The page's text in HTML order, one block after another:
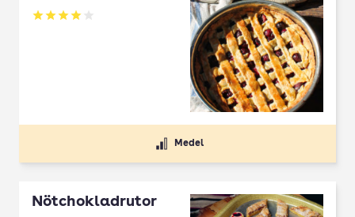
Betyg: 4 av 5
Medel
Nötchokladrutor